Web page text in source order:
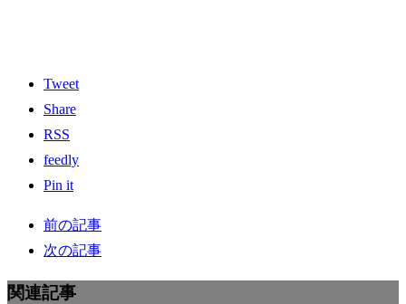
Tweet
Share
RSS
feedly
Pin it
前の記事
次の記事
関連記事